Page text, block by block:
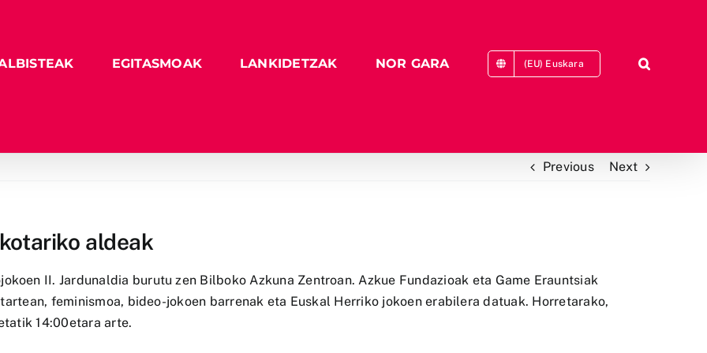
EGITASMOAK LANKIDETZAK NOR GARA (EU) Euskara
Previous Next
aldeak
II. Jardunaldia burutu zen Bilboko Azkuna Zentroan. Azkue Fundazioak eta Game Erauntsiak
feminismoa, bideo-jokoen barrenak eta Euskal Herriko jokoen erabilera datuak. Horretarako,
14:00etara arte.